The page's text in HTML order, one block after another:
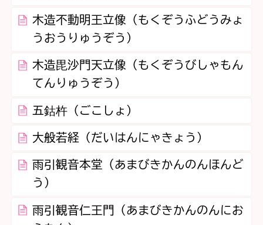
木造不動明王立像（もくぞうふどうみょ
うおうりゅうぞう）
木造毘沙門天立像（もくぞうびしゃもん
てんりゅうぞう）
五鈷杵（ごこしょ）
大般若経（だいはんにゃきょう）
雨引観音本堂（あまびきかんのんほんど
う）
雨引観音仁王門（あまびきかんのんにお